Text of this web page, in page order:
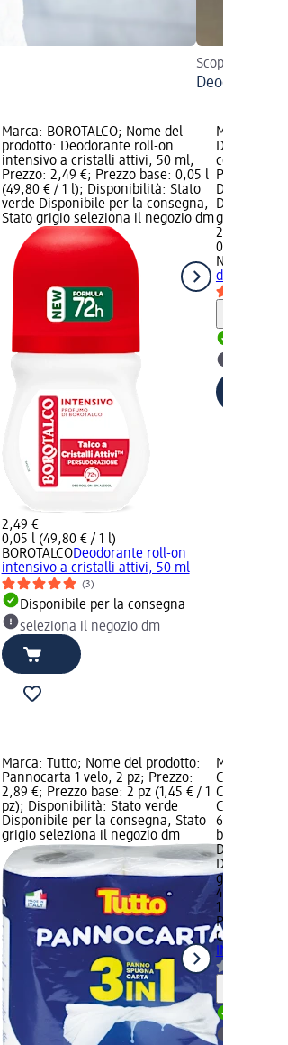
Scopri quale
Deodorante
Marca: BOROTALCO; Nome del
prodotto: Deodorante roll-on
intensivo a cristalli attivi, 50 ml;
Prezzo: 2,49 €; Prezzo base: 0,05 l
(49,80 € / 1 l); Disponibilità: Stato
verde Disponibile per la consegna,
Stato grigio seleziona il negozio dm
2,49 €
0,05 l (49,80 € / 1 l)
BOROTALCODeodorante roll-on
intensivo a cristalli attivi, 50 ml
(3)
Disponibile per la consegna
seleziona il negozio dm
Marca:
comfort,
Prezzo
Disponibile
grigio
2,99 €
0,075 l
NIVEA
dry
Marca: Tutto; Nome del prodotto:
Pannocarta 1 velo, 2 pz; Prezzo:
2,89 €; Prezzo base: 2 pz (1,45 € / 1
pz); Disponibilità: Stato verde
Disponibile per la consegna, Stato
grigio seleziona il negozio dm
Marca:
Creme;
COLOR
6.65, 1 pz;
base: 1 pz
Disponibile
grigio
4,49 €
1 pz (4,49 €
Palette
Creme
INTENSIVE